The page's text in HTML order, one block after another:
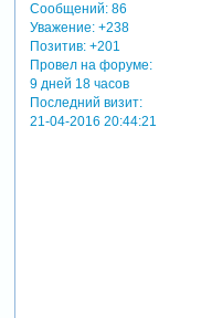
Сообщений:86
Уважение: +238
Позитив: +201
Провел на форуме:
9 дней 18 часов
Последний визит:
21-04-2016 20:44:21